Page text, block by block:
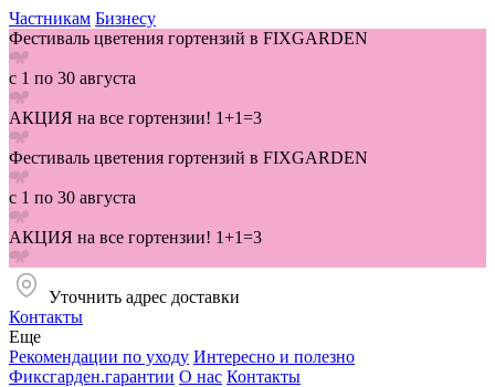
Частникам Бизнесу
Фестиваль цветения гортензий в FIXGARDEN
с 1 по 30 августа
АКЦИЯ на все гортензии! 1+1=3
Фестиваль цветения гортензий в FIXGARDEN
с 1 по 30 августа
АКЦИЯ на все гортензии! 1+1=3
Уточнить адрес доставки
Контакты
Еще
Рекомендации по уходу Интересно и полезно
Фиксгарден.гарантии О нас Контакты